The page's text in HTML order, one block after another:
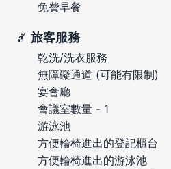
免費早餐
旅客服務
乾洗/洗衣服務
無障礙通道 (可能有限制)
宴會廳
會議室數量 - 1
游泳池
方便輪椅進出的登記櫃台
方便輪椅進出的游泳池